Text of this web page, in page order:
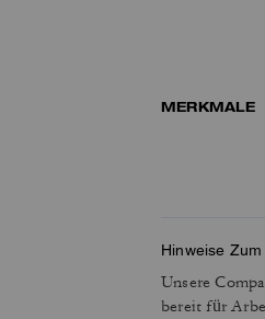
MERKMALE
Hinweise
Unsere
bereit für